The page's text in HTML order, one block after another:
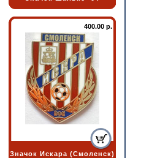
400.00 р.
Значок Искара (Смоленск)